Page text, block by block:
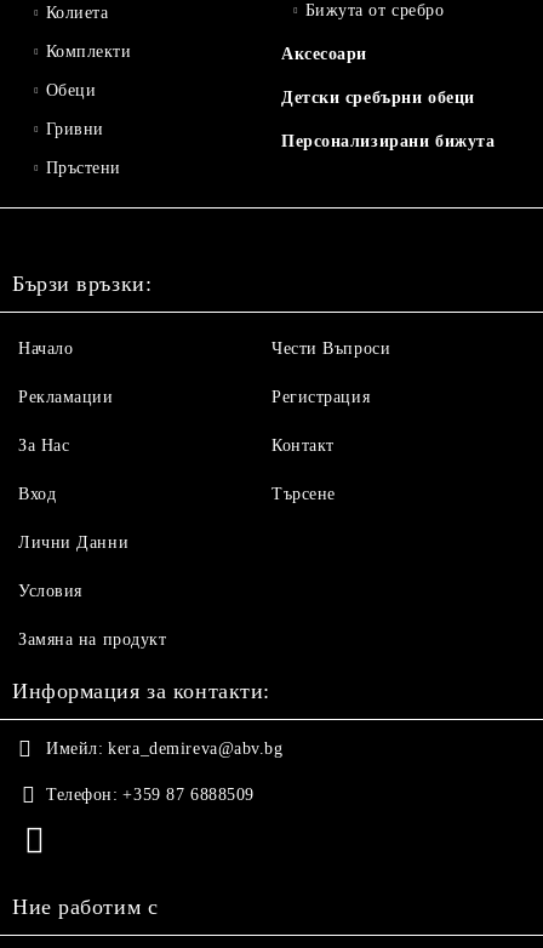
Колиета
Комплекти
Обеци
Гривни
Пръстени
Бижута от сребро
Аксесоари
Детски сребърни обеци
Персонализирани бижута
Бързи връзки:
Начало
Рекламации
За Нас
Вход
Чести Въпроси
Регистрация
Контакт
Търсене
Лични Данни
Условия
Замяна на продукт
Информация за контакти:
Имейл: kera_demireva@abv.bg
Телефон: +359 87 6888509
Ние работим с